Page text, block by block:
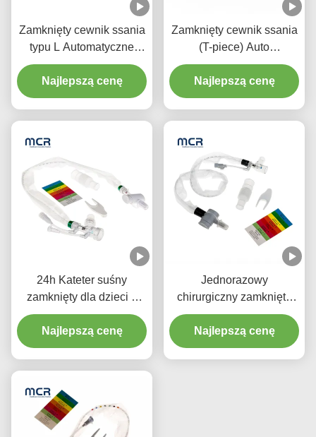
Zamknięty cewnik ssania
typu L Automatyczne
spłukiwanie 10fr 72h
Podwójny obrotowy
łokieć dla szpitala
Najlepszą cenę
Zamknięty cewnik ssania
(T-piece) Auto
spłukiwanie 72H dla
dorosłych
Najlepszą cenę
24h Kateter suśny
zamknięty dla dzieci z
trzema złączami Y-piece
Najlepszą cenę
Jednorazowy
chirurgiczny zamknięty
układ ssania
noworodki/pediatria-
łokcie
Najlepszą cenę